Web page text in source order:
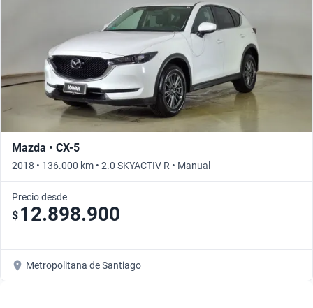
Mazda • CX-5
2018 • 136.000 km • 2.0 SKYACTIV R • Manual
Precio desde
$ 12.898.900
Metropolitana de Santiago